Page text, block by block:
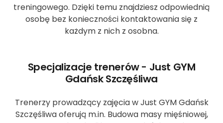
treningowego. Dzięki temu znajdziesz odpowiednią
osobę bez konieczności kontaktowania się z
każdym z nich z osobna.
Specjalizacje trenerów - Just GYM
Gdańsk Szczęśliwa
Trenerzy prowadzący zajęcia w Just GYM Gdańsk
Szczęśliwa oferują m.in. Budowa masy mięśniowej,